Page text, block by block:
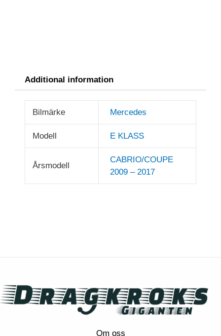
Additional information
Bilmärke Mercedes
Modell E KLASS
Årsmodell
CABRIO/COUPE
2009 – 2017
Om oss